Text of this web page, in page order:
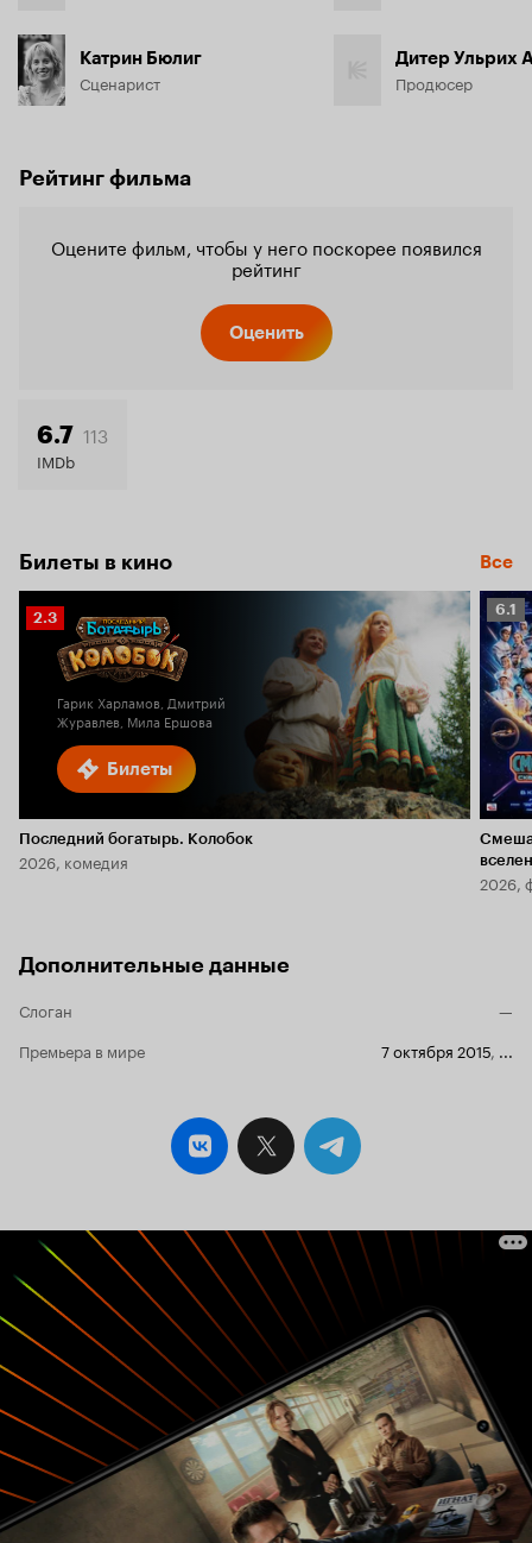
Катрин Бюлиг
Сценарист
Дитер Ульрих
Продюсер
Рейтинг фильма
Оцените фильм, чтобы у него поскорее появился
рейтинг
Оценить
6.7 113
IMDb
Билеты в кино Все
Билеты
Рейтинг
Кинопоиска
2.3
Гарик Харламов, Дмитрий
Журавлев, Мила Ершова
Последний богатырь. Колобок
2026, комедия
6.1
6.1
2026,
Дополнительные данные
Слоган
—
Премьера в мире
7 октября 2015, ...